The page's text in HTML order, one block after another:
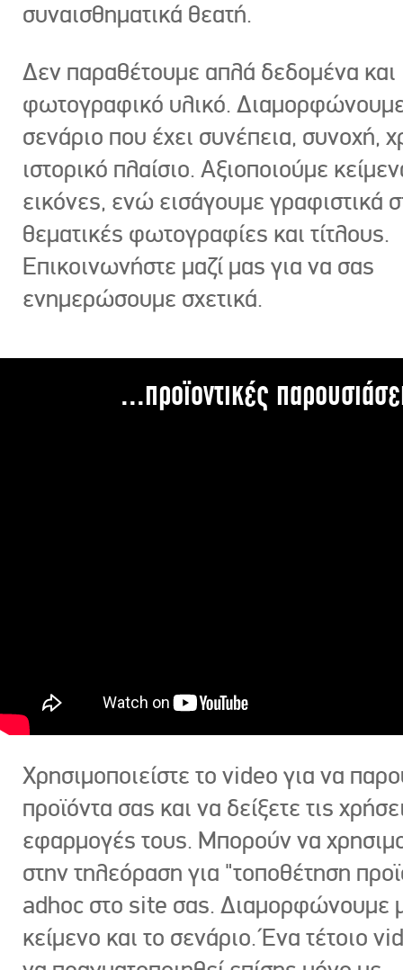
συναισθηματικά θεατή.
Δεν παραθέτουμε απλά δεδομένα και
φωτογραφικό υλικό.
σενάριο που έχει συνέπεια, συνοχή,
ιστορικό πλαίσιο. Αξιοποιούμε
εικόνες, ενώ εισάγουμε γραφιστικά
θεματικές φωτογραφίες και τίτλους.
Επικοινωνήστε μαζί μας για να σας
ενημερώσουμε σχετικά.
...προϊοντικές
Χρησιμοποιείστε το video για να
προϊόντα σας και να δείξετε τις
εφαρμογές τους. Μπορούν να
στην τηλεόραση για "τοποθέτηση
adhoc στο site σας. Διαμορφώνουμε
κείμενο και το σενάριο. Ένα τέτοιο